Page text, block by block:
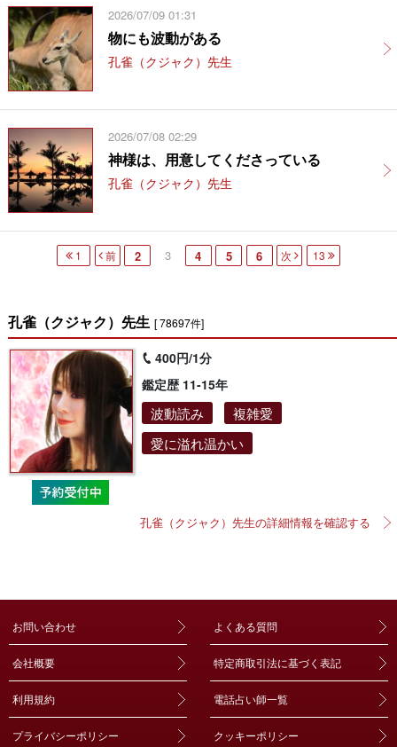
2026/07/09 01:31
物にも波動がある
孔雀（クジャク）先生
2026/07/08 02:29
神様は、用意してくださっている
孔雀（クジャク）先生
1 前 2 3 4 5 6 次 13
孔雀（クジャク）先生 [ 78697件]
400円/1分
鑑定歴 11-15年
波動読み
複雑愛
愛に溢れ温かい
孔雀（クジャク）先生の詳細情報を確認する
お問い合わせ よくある質問
会社概要 特定商取引法に基づく表記
利用規約 電話占い師一覧
プライバシーポリシー クッキーポリシー